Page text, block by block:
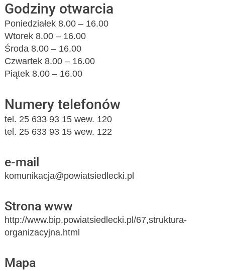
Godziny otwarcia
Poniedziałek 8.00 – 16.00
Wtorek 8.00 – 16.00
Środa 8.00 – 16.00
Czwartek 8.00 – 16.00
Piątek 8.00 – 16.00
Numery telefonów
tel. 25 633 93 15 wew. 120
tel. 25 633 93 15 wew. 122
e-mail
komunikacja@powiatsiedlecki.pl
Strona www
http://www.bip.powiatsiedlecki.pl/67,struktura-
organizacyjna.html
Mapa